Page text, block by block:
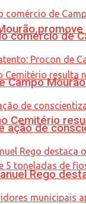
Cemitério
comércio de
Campo
ação de
Rego